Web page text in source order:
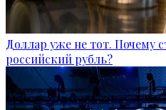
Доллар уже не тот. Почему
российский рубль?